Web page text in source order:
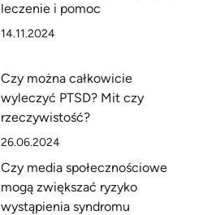
leczenie i pomoc
14.11.2024
Czy można całkowicie
wyleczyć PTSD? Mit czy
rzeczywistość?
26.06.2024
Czy media społecznościowe
mogą zwiększać ryzyko
wystąpienia syndromu